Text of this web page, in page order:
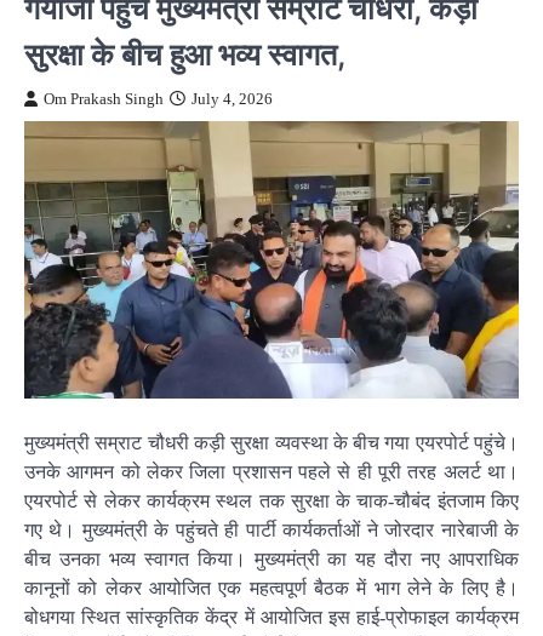
सुरक्षा के बीच हुआ भव्य स्वागत,
Om Prakash Singh July 4, 2026
मुख्यमंत्री सम्राट चौधरी कड़ी सुरक्षा व्यवस्था के बीच गया एयरपोर्ट पहुंचे।
उनके आगमन को लेकर जिला प्रशासन पहले से ही पूरी तरह अलर्ट था।
एयरपोर्ट से लेकर कार्यक्रम स्थल तक सुरक्षा के चाक-चौबंद इंतजाम किए
गए थे। मुख्यमंत्री के पहुंचते ही पार्टी कार्यकर्ताओं ने जोरदार नारेबाजी के
बीच उनका भव्य स्वागत किया। मुख्यमंत्री का यह दौरा नए आपराधिक
कानूनों को लेकर आयोजित एक महत्वपूर्ण बैठक में भाग लेने के लिए है।
बोधगया स्थित सांस्कृतिक केंद्र में आयोजित इस हाई-प्रोफाइल कार्यक्रम